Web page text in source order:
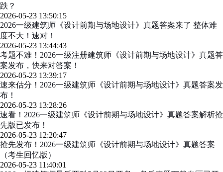
跌？
2026-05-23 13:50:15
2026一级建筑师《设计前期与场地设计》真题答案来了 整体难
度不大！速对！
2026-05-23 13:44:43
考题不难！2026一级注册建筑师《设计前期与场地设计》真题答
案发布，快来对答案！
2026-05-23 13:39:17
速来估分！2026一级建筑师《设计前期与场地设计》真题答案发
布！
2026-05-23 13:28:26
速看！2026一级建筑师《设计前期与场地设计》真题答案解析抢
先版已发布！
2026-05-23 12:20:47
抢先发布！2026一级建筑师《设计前期与场地设计》真题答案
（考生回忆版）
2026-05-23 11:40:01